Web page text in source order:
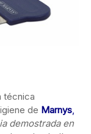
técnica
de Marnys,
demostrada en